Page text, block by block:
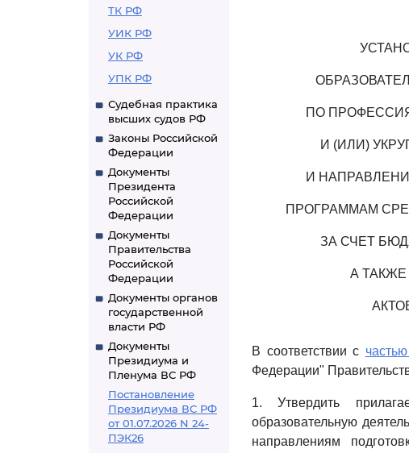
ТК РФ
УИК РФ
УК РФ
УПК РФ
Судебная практика
высших судов РФ
Законы Российской
Федерации
Документы
Президента
Российской
Федерации
Документы
Правительства
Российской
Федерации
Документы органов
государственной
власти РФ
Документы
Президиума и
Пленума ВС РФ
Постановление
Президиума ВС РФ
от 01.07.2026 N 24-
ПЭК26
ПО
И (ИЛИ)
И
ПРОГРАММАМ
ЗА СЧЕТ
А
В соответствии с
Федерации"
1. Утвердить
образовательную
направлениям